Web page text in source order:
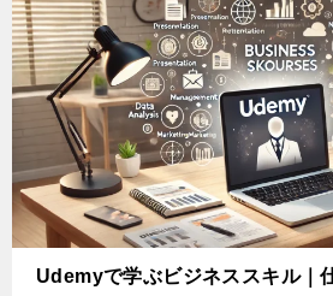
Udemyで学ぶビジネススキル｜